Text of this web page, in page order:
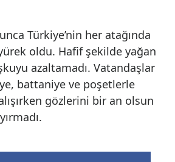
Türkiye’nin her atağında
oldu. Hafif şekilde yağan
azaltamadı. Vatandaşlar
battaniye ve poşetlerle
gözlerini bir an olsun